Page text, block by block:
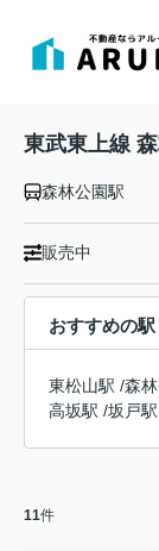
東武東上線
森林公園駅
販売中
おすすめの駅
東松山駅 /森
高坂駅 /坂戸駅
11件